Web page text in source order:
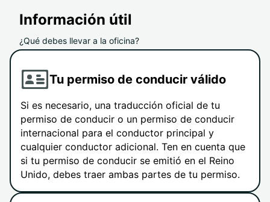
Información útil
¿Qué debes llevar a la oficina?
Tu permiso de conducir válido
Si es necesario, una traducción oficial de tu
permiso de conducir o un permiso de conducir
internacional para el conductor principal y
cualquier conductor adicional. Ten en cuenta que
si tu permiso de conducir se emitió en el Reino
Unido, debes traer ambas partes de tu permiso.